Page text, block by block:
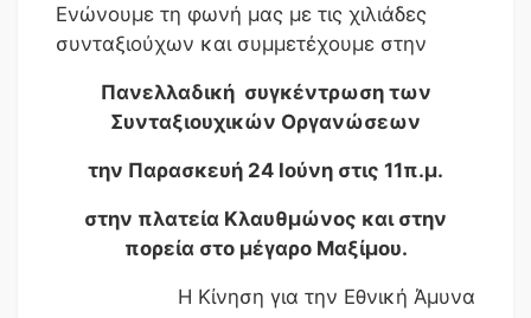
Ενώνουμε τη φωνή μας με τις χιλιάδες
συνταξιούχων και συμμετέχουμε στην
Πανελλαδική συγκέντρωση των
Συνταξιουχικών Οργανώσεων
την Παρασκευή 24 Ιούνη στις 11π.μ.
στην πλατεία Κλαυθμώνος και στην
πορεία στο μέγαρο Μαξίμου.
Η Κίνηση για την Εθνική Άμυνα